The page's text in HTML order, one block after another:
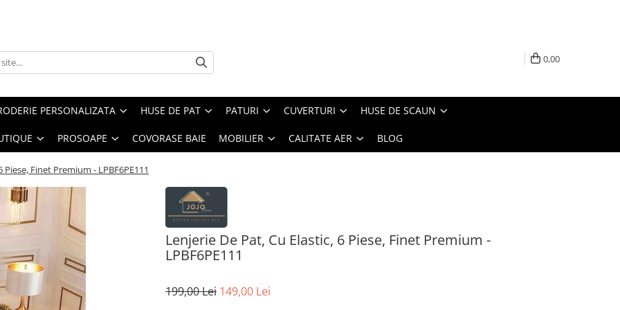
0,00
PERSONALIZATA HUSE DE PAT PATURI CUVERTURI HUSE DE SCAUN
PROSOAPE COVORASE BAIE MOBILIER CALITATE AER BLOG
Piese, Finet Premium - LPBF6PE111
Lenjerie De Pat, Cu Elastic, 6 Piese, Finet Premium -
LPBF6PE111
199,00 Lei 149,00 Lei